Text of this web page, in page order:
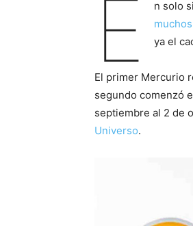
E n solo
muchos
ya el
El primer Mercurio
segundo comenzó
septiembre al 2 de
Universo.